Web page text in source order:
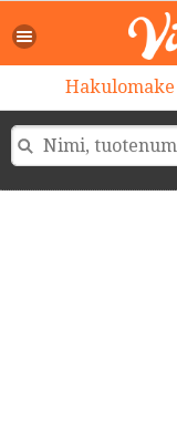
Hakulomake